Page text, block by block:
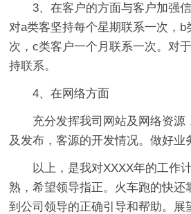
3、在客户的方面与客户加强
对a类客坚持每个星期联系一次，b
次，c类客户一个月联系一次。对
持联系。
4、在网络方面
充分发挥我司网站及网络资源
及发布，客源的开发情况。做好业
以上，是我对XXXX年的工作
熟，希望领导指正。火车跑的快还
到公司领导的正确引导和帮助。展